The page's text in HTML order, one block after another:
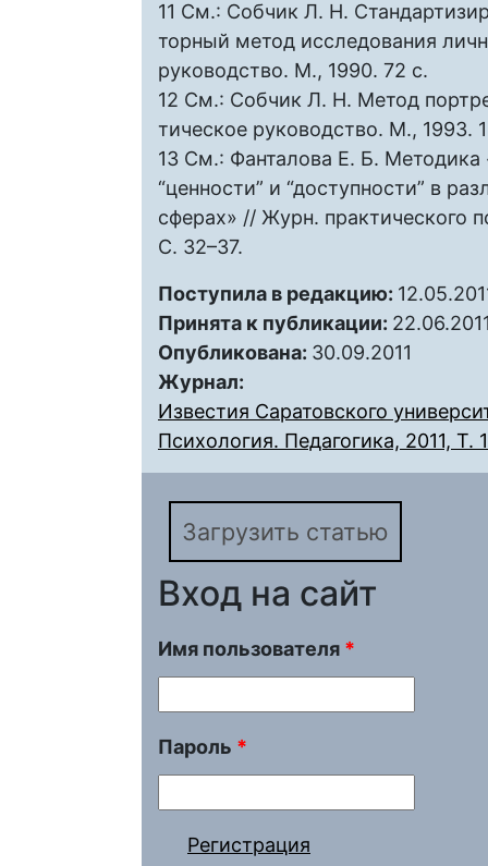
11 См.: Собчик Л. Н.
торный метод исследования
руководство. М., 1990. 72 с.
12 См.: Собчик Л. Н. Метод
тическое руководство. М., 1993.
13 См.: Фанталова Е. Б. Методика
“ценности” и “доступности” в
сферах» // Журн. практического
С. 32–37.
Поступила в редакцию:
Принята к публикации:
Опубликована: 30.09.2011
Журнал:
Известия Саратовского
Психология. Педагогика, 2011, Т.
Загрузить статью
Вход на сайт
Имя пользователя *
Пароль *
Регистрация